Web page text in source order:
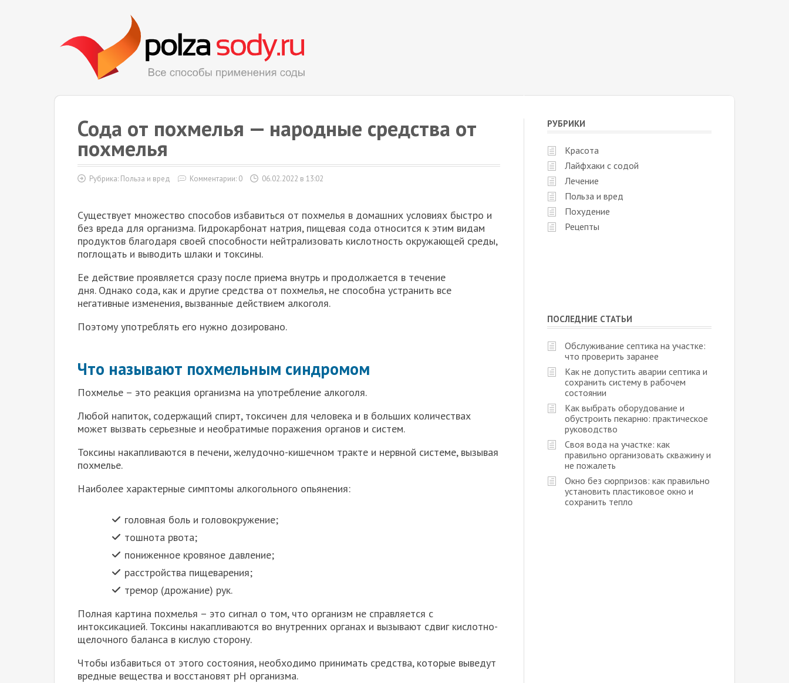
Сода от похмелья — народные средства от
похмелья
Рубрика: Польза и вред Комментарии: 0 06.02.2022 в 13:02
Существует множество способов избавиться от похмелья в домашних условиях быстро и
без вреда для организма. Гидрокарбонат натрия, пищевая сода относится к этим видам
продуктов благодаря своей способности нейтрализовать кислотность окружающей среды,
поглощать и выводить шлаки и токсины.
Ее действие проявляется сразу после приема внутрь и продолжается в течение
дня. Однако сода, как и другие средства от похмелья, не способна устранить все
негативные изменения, вызванные действием алкоголя.
Поэтому употреблять его нужно дозировано.
Что называют похмельным синдромом
Похмелье – это реакция организма на употребление алкоголя.
Любой напиток, содержащий спирт, токсичен для человека и в больших количествах
может вызвать серьезные и необратимые поражения органов и систем.
Токсины накапливаются в печени, желудочно-кишечном тракте и нервной системе, вызывая
похмелье.
Наиболее характерные симптомы алкогольного опьянения:
головная боль и головокружение;
тошнота рвота;
пониженное кровяное давление;
расстройства пищеварения;
тремор (дрожание) рук.
Полная картина похмелья – это сигнал о том, что организм не справляется с
интоксикацией. Токсины накапливаются во внутренних органах и вызывают сдвиг кислотно-
щелочного баланса в кислую сторону.
Чтобы избавиться от этого состояния, необходимо принимать средства, которые выведут
вредные вещества и восстановят рН организма.
РУБРИКИ
Красота
Лайфхаки с содой
Лечение
Польза и вред
Похудение
Рецепты
ПОСЛЕДНИЕ СТАТЬИ
Обслуживание септика на участке:
что проверить заранее
Как не допустить аварии септика и
сохранить систему в рабочем
состоянии
Как выбрать оборудование и
обустроить пекарню: практическое
руководство
Своя вода на участке: как
правильно организовать скважину и
не пожалеть
Окно без сюрпризов: как правильно
установить пластиковое окно и
сохранить тепло